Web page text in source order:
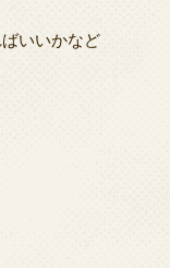
いいかなど